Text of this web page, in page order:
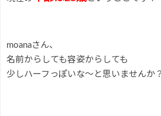
moanaさん、
名前からしても容姿からしても
少しハーフっぽいな～と思いませんか？